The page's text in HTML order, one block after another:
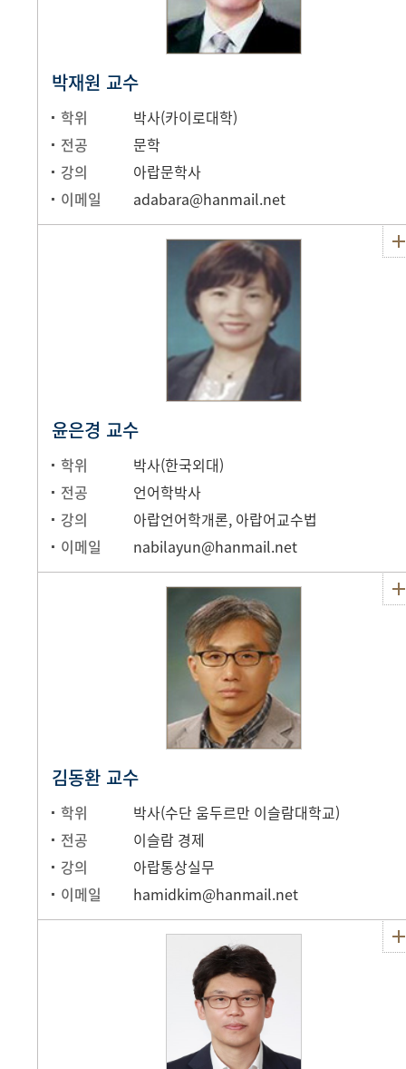
박재원 교수
학위
박사(카이로대학)
전공
문학
강의
아랍문학사
이메일
adabara@hanmail.net
윤은경 교수
학위
박사(한국외대)
전공
언어학박사
강의
아랍언어학개론, 아랍어교수법
이메일
nabilayun@hanmail.net
김동환 교수
학위
박사(수단 움두르만 이슬람대학교)
전공
이슬람 경제
강의
아랍통상실무
이메일
hamidkim@hanmail.net